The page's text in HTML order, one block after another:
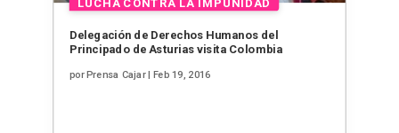
Delegación de Derechos Humanos del
Principado de Asturias visita Colombia
porPrensa Cajar| Feb 19, 2016